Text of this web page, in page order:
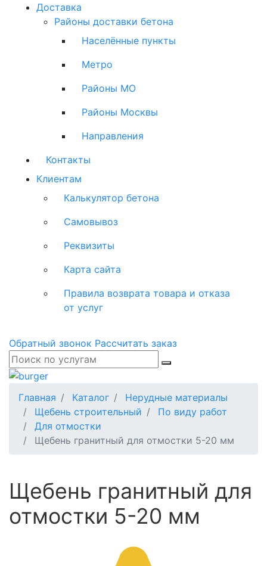
Доставка
Районы доставки бетона
Населённые пункты
Метро
Районы МО
Районы Москвы
Направления
Контакты
Клиентам
Калькулятор бетона
Самовывоз
Реквизиты
Карта сайта
Правила возврата товара и отказа
от услуг
Обратный звонок Рассчитать заказ
Главная Каталог
Нерудные материалы
Щебень строительный
По виду работ
Для отмостки
Щебень гранитный для отмостки 5-20 мм
Щебень гранитный для
отмостки 5-20 мм